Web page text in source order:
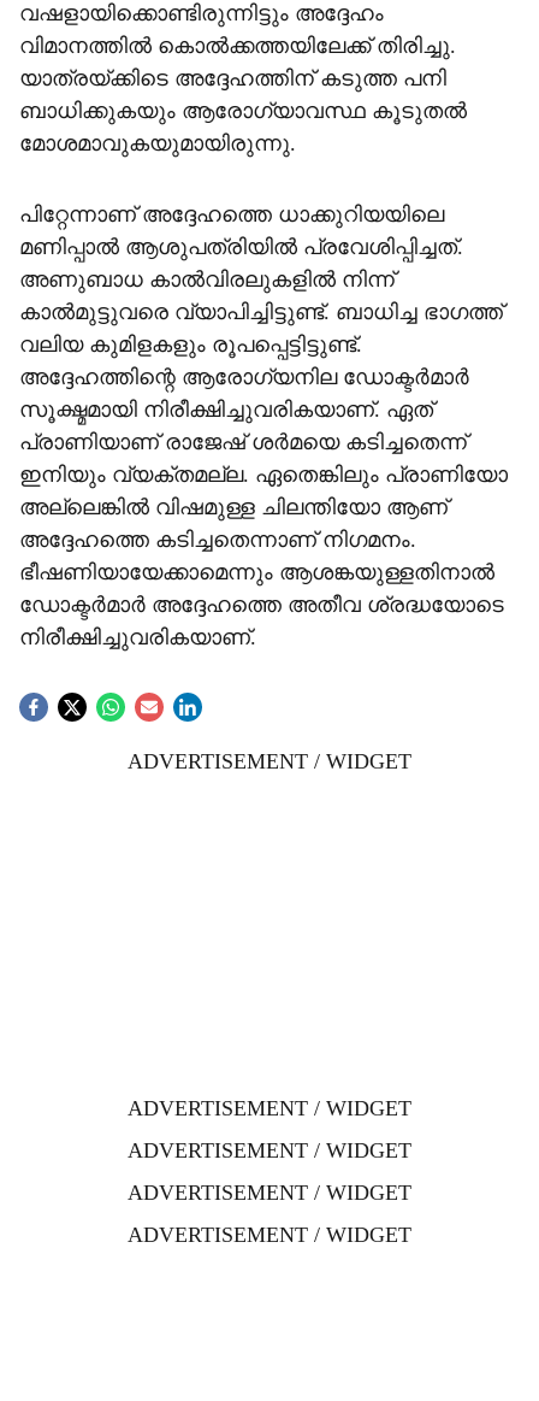
വഷളായിക്കൊണ്ടിരുന്നിട്ടും അദ്ദേഹം
വിമാനത്തിൽ കൊൽക്കത്തയിലേക്ക് തിരിച്ചു.
യാത്രയ്ക്കിടെ അദ്ദേഹത്തിന് കടുത്ത പനി
ബാധിക്കുകയും ആരോഗ്യാവസ്ഥ കൂടുതൽ
മോശമാവുകയുമായിരുന്നു.
പിറ്റേന്നാണ് അദ്ദേഹത്തെ ധാക്കുറിയയിലെ
മണിപ്പാൽ ആശുപത്രിയിൽ പ്രവേശിപ്പിച്ചത്.
അണുബാധ കാൽവിരലുകളിൽ നിന്ന്
കാൽമുട്ടുവരെ വ്യാപിച്ചിട്ടുണ്ട്. ബാധിച്ച ഭാഗത്ത്
വലിയ കുമിളകളും രൂപപ്പെട്ടിട്ടുണ്ട്.
അദ്ദേഹത്തിന്റെ ആരോഗ്യനില ഡോക്ടർമാർ
സൂക്ഷ്മമായി നിരീക്ഷിച്ചുവരികയാണ്. ഏത്
പ്രാണിയാണ് രാജേഷ് ശർമയെ കടിച്ചതെന്ന്
ഇനിയും വ്യക്തമല്ല. ഏതെങ്കിലും പ്രാണിയോ
അല്ലെങ്കിൽ വിഷമുള്ള ചിലന്തിയോ ആണ്
അദ്ദേഹത്തെ കടിച്ചതെന്നാണ് നിഗമനം.
ഭീഷണിയായേക്കാമെന്നും ആശങ്കയുള്ളതിനാൽ
ഡോക്ടർമാർ അദ്ദേഹത്തെ അതീവ ശ്രദ്ധയോടെ
നിരീക്ഷിച്ചുവരികയാണ്.
ADVERTISEMENT / WIDGET
ADVERTISEMENT / WIDGET
ADVERTISEMENT / WIDGET
ADVERTISEMENT / WIDGET
ADVERTISEMENT / WIDGET